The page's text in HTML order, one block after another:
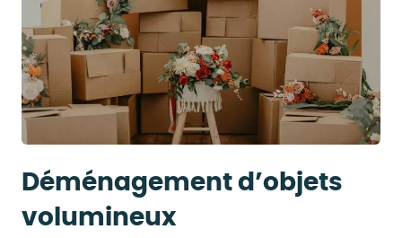
Déménagement d’objets
volumineux